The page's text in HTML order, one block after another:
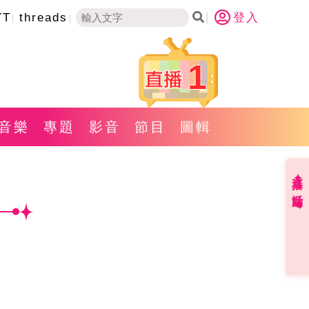
threads 登入
1
樂 專題 影音 節目 圖輯
直播✦活動